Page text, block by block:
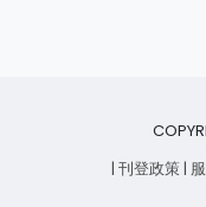
| 刊登政策|